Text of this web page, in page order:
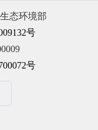
态环境部
号
号